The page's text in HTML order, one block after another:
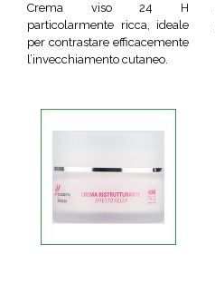
Crema viso 24 H
particolarmente ricca, ideale
per contrastare efficacemente
l’invecchiamento cutaneo.